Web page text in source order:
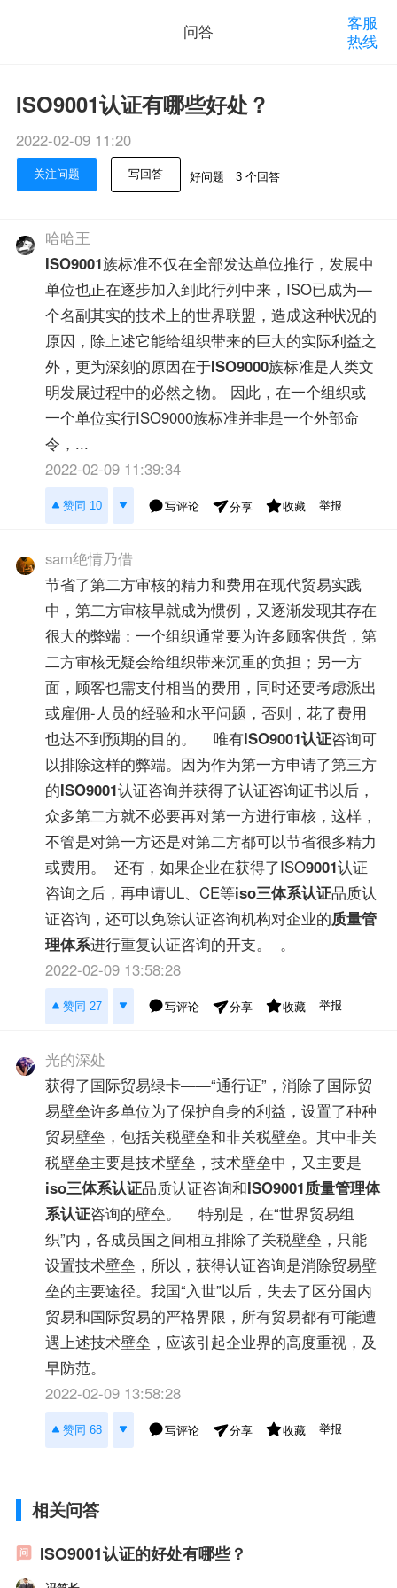
问答
客服
热线
ISO9001认证有哪些好处？
2022-02-09 11:20
关注问题 写回答 好问题 3 个回答
哈哈王
ISO9001族标准不仅在全部发达单位推行，发展中
单位也正在逐步加入到此行列中来，ISO已成为—
个名副其实的技术上的世界联盟，造成这种状况的
原因，除上述它能给组织带来的巨大的实际利益之
外，更为深刻的原因在于ISO9000族标准是人类文
明发展过程中的必然之物。 因此，在一个组织或
一个单位实行ISO9000族标准并非是一个外部命
令，...
2022-02-09 11:39:34
赞同 10 写评论 分享 收藏 举报
sam绝情乃借
节省了第二方审核的精力和费用在现代贸易实践
中，第二方审核早就成为惯例，又逐渐发现其存在
很大的弊端：一个组织通常要为许多顾客供货，第
二方审核无疑会给组织带来沉重的负担；另一方
面，顾客也需支付相当的费用，同时还要考虑派出
或雇佣-人员的经验和水平问题，否则，花了费用
也达不到预期的目的。 唯有ISO9001认证咨询可
以排除这样的弊端。因为作为第一方申请了第三方
的ISO9001认证咨询并获得了认证咨询证书以后，
众多第二方就不必要再对第一方进行审核，这样，
不管是对第一方还是对第二方都可以节省很多精力
或费用。 还有，如果企业在获得了ISO9001认证
咨询之后，再申请UL、CE等iso三体系认证品质认
证咨询，还可以免除认证咨询机构对企业的质量管
理体系进行重复认证咨询的开支。 。
2022-02-09 13:58:28
赞同 27 写评论 分享 收藏 举报
光的深处
获得了国际贸易绿卡——“通行证”，消除了国际贸
易壁垒许多单位为了保护自身的利益，设置了种种
贸易壁垒，包括关税壁垒和非关税壁垒。其中非关
税壁垒主要是技术壁垒，技术壁垒中，又主要是
iso三体系认证品质认证咨询和ISO9001质量管理体
系认证咨询的壁垒。 特别是，在“世界贸易组
织”内，各成员国之间相互排除了关税壁垒，只能
设置技术壁垒，所以，获得认证咨询是消除贸易壁
垒的主要途径。我国“入世”以后，失去了区分国内
贸易和国际贸易的严格界限，所有贸易都有可能遭
遇上述技术壁垒，应该引起企业界的高度重视，及
早防范。
2022-02-09 13:58:28
赞同 68 写评论 分享 收藏 举报
相关问答
ISO9001认证的好处有哪些？